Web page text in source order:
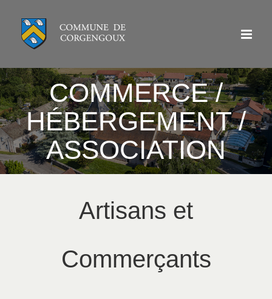
contenu
COMMERCE /
HÉBERGEMENT /
ASSOCIATION
Artisans et
Commerçants